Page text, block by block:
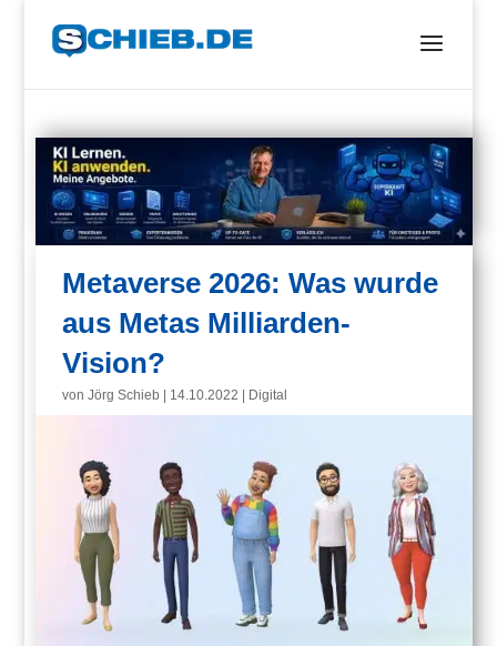
Metaverse 2026: Was wurde
aus Metas Milliarden-
Vision?
vonJörg Schieb 14.10.2022 Digital